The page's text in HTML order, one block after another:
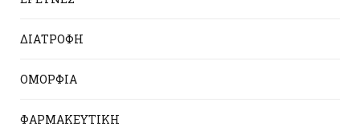
ΔΙΑΤΡΟΦΗ
ΟΜΟΡΦΙΑ
ΦΑΡΜΑΚΕΥΤΙΚΗ